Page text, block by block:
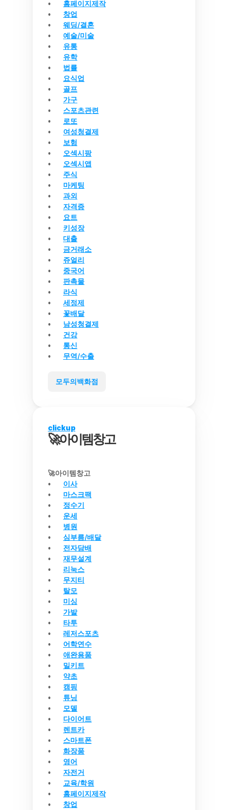
홈페이지제작
창업
웨딩/결혼
예술/미술
유통
유학
법률
요식업
골프
가구
스포츠관련
로또
여성청결제
보험
오섹시팡
오섹시앱
주식
마케팅
과외
자격증
요트
키성장
대출
금거래소
쥬얼리
중국어
판촉물
라식
세정제
꽃배달
남성청결제
건강
통신
무역/수출
모두의백화점
clickup
🚀아이템창고
🚀아이템창고
이사
마스크팩
정수기
운세
병원
심부름/배달
전자담배
재무설계
리눅스
무지티
탈모
미싱
가발
타투
레저스포츠
어학연수
애완용품
밀키트
약초
캠핑
튜닝
모델
다이어트
렌트카
스마트폰
화장품
영어
자전거
교육/학원
홈페이지제작
창업